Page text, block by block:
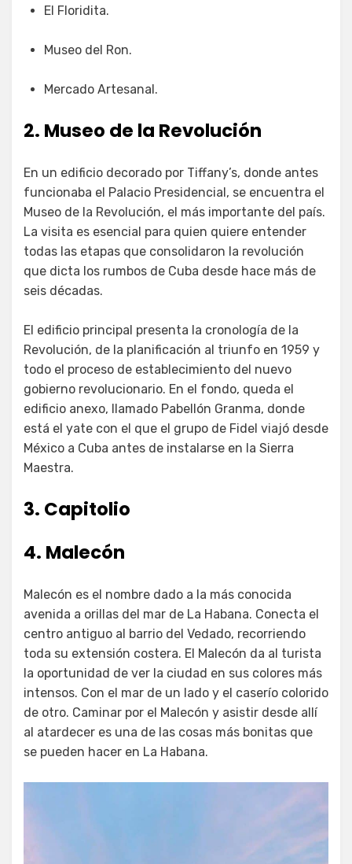
El Floridita.
Museo del Ron.
Mercado Artesanal.
2. Museo de la Revolución
En un edificio decorado por Tiffany’s, donde antes
funcionaba el Palacio Presidencial, se encuentra el
Museo de la Revolución, el más importante del país.
La visita es esencial para quien quiere entender
todas las etapas que consolidaron la revolución
que dicta los rumbos de Cuba desde hace más de
seis décadas.
El edificio principal presenta la cronología de la
Revolución, de la planificación al triunfo en 1959 y
todo el proceso de establecimiento del nuevo
gobierno revolucionario. En el fondo, queda el
edificio anexo, llamado Pabellón Granma, donde
está el yate con el que el grupo de Fidel viajó desde
México a Cuba antes de instalarse en la Sierra
Maestra.
3. Capitolio
4. Malecón
Malecón es el nombre dado a la más conocida
avenida a orillas del mar de La Habana. Conecta el
centro antiguo al barrio del Vedado, recorriendo
toda su extensión costera. El Malecón da al turista
la oportunidad de ver la ciudad en sus colores más
intensos. Con el mar de un lado y el caserío colorido
de otro. Caminar por el Malecón y asistir desde allí
al atardecer es una de las cosas más bonitas que
se pueden hacer en La Habana.